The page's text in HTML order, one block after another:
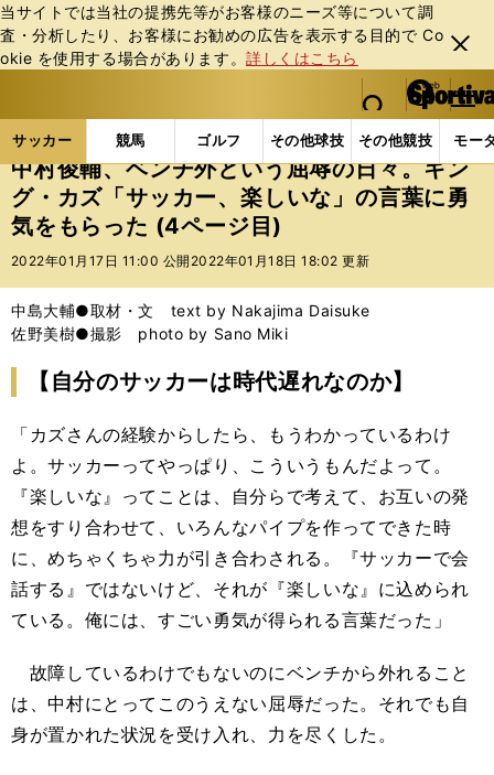
当サイトでは当社の提携先等がお客様のニーズ等について調
査・分析したり、お客様にお勧めの広告を表⽰する⽬的で Co
okie を使⽤する場合があります。詳しくはこちら
閉じ
る
web Sportiva (webスポルティーバ)
検索
マイペ
ー
ジ
メニュ
サッカー 競馬 ゴルフ その他球技 その他競技 モー
ス
ポ
ル
テ
ー
バ
サッカーの記事一覧 Jリーグ他 Jリーグ 中村俊
中村俊輔、ベンチ外という屈辱の日々。キン
グ・カズ「サッカー、楽しいな」の言葉に勇
気をもらった (4ページ目)
2022年01月17日 11:00 公開 2022年01月18日 18:02 更新
中島大輔●取材・文 text by Nakajima Daisuke
佐野美樹●撮影 photo by Sano Miki
【自分のサッカーは時代遅れなのか】
「カズさんの経験からしたら、もうわかっているわけ
よ。サッカーってやっぱり、こういうもんだよって。
『楽しいな』ってことは、自分らで考えて、お互いの発
想をすり合わせて、いろんなパイプを作ってできた時
に、めちゃくちゃ力が引き合わされる。『サッカーで会
話する』ではないけど、それが『楽しいな』に込められ
ている。俺には、すごい勇気が得られる言葉だった」
故障しているわけでもないのにベンチから外れること
は、中村にとってこのうえない屈辱だった。それでも自
身が置かれた状況を受け入れ、力を尽くした。